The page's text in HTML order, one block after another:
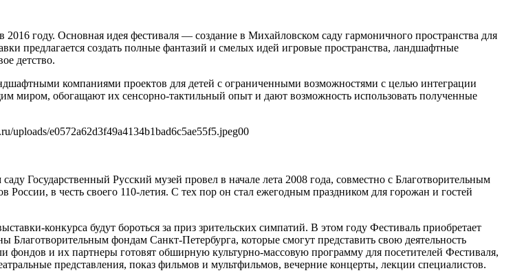
году. Основная идея фестиваля — создание в Михайловском саду гармоничного пространства для
предлагается создать полные фантазий и смелых идей игровые пространства, ландшафтные
детство.
компаниями проектов для детей с ограниченными возможностями с целью интеграции
миром, обогащают их сенсорно-тактильный опыт и дают возможность использовать полученные
uploads/e0572a62d3f49a4134b1bad6c5ae55f5.jpeg00
Государственный Русский музей провел в начале лета 2008 года, совместно с Благотворительным
в честь своего 110-летия. С тех пор он стал ежегодным праздником для горожан и гостей
конкурса будут бороться за приз зрительских симпатий. В этом году Фестиваль приобретает
фондам Санкт-Петербурга, которые смогут представить свою деятельность
и их партнеры готовят обширную культурно-массовую программу для посетителей Фестиваля,
представления, показ фильмов и мультфильмов, вечерние концерты, лекции специалистов.